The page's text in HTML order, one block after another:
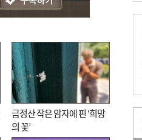
금정산 작은 암자에 핀 ‘희망
의 꽃’